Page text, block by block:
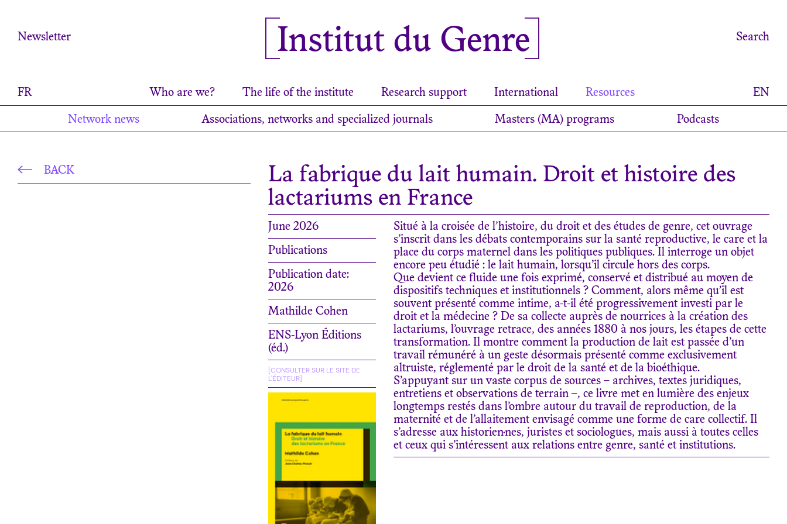
Newsletter Institut du Genre Search
FR Who are we? The life of the institute Research support International Resources EN
Network news Associations, networks and specialized journals Masters (MA) programs Podcasts
BACK
La fabrique du lait humain. Droit et histoire des
lactariums en France
June 2026
Publications
Publication date:
2026
Mathilde Cohen
ENS-Lyon Éditions
(éd.)
[CONSULTER SUR LE SITE DE
L'ÉDITEUR]
Situé à la croisée de l’histoire, du droit et des études de genre, cet ouvrage
s’inscrit dans les débats contemporains sur la santé reproductive, le care et la
place du corps maternel dans les politiques publiques. Il interroge un objet
encore peu étudié : le lait humain, lorsqu’il circule hors des corps.
Que devient ce fluide une fois exprimé, conservé et distribué au moyen de
dispositifs techniques et institutionnels ? Comment, alors même qu’il est
souvent présenté comme intime, a-t-il été progressivement investi par le
droit et la médecine ? De sa collecte auprès de nourrices à la création des
lactariums, l’ouvrage retrace, des années 1880 à nos jours, les étapes de cette
transformation. Il montre comment la production de lait est passée d’un
travail rémunéré à un geste désormais présenté comme exclusivement
altruiste, réglementé par le droit de la santé et de la bioéthique.
S’appuyant sur un vaste corpus de sources – archives, textes juridiques,
entretiens et observations de terrain –, ce livre met en lumière des enjeux
longtemps restés dans l’ombre autour du travail de reproduction, de la
maternité et de l’allaitement envisagé comme une forme de care collectif. Il
s’adresse aux historien·nes, juristes et sociologues, mais aussi à toutes celles
et ceux qui s’intéressent aux relations entre genre, santé et institutions.